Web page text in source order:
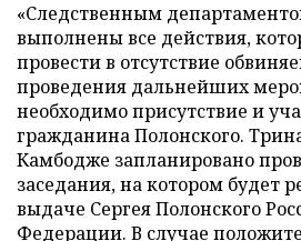
«Следственным
выполнены все действия,
провести в отсутствие
проведения дальнейших
необходимо присутствие и
гражданина Полонского.
Камбодже запланировано
заседания, на котором будет
выдаче Сергея Полонского
Федерации. В случае